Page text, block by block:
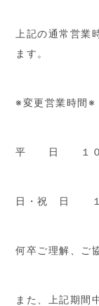
上記の通常営業
ます。
※変更営業時間※
平 日 １０：
日・祝 日 １
何卒ご理解、ご
また、上記期間